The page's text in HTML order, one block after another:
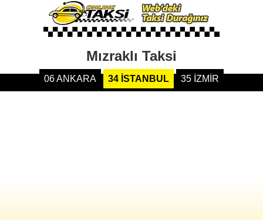
Mızraklı Taksi
06 ANKARA 34 İSTANBUL 35 İZMİR